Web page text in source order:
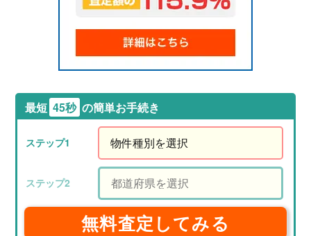
最短 45秒 の簡単お手続き
無料査定してみる